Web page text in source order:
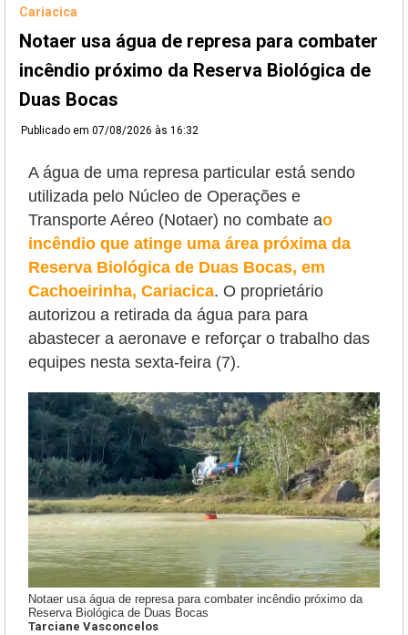
Cariacica
Notaer usa água de represa para combater
incêndio próximo da Reserva Biológica de
Duas Bocas
Publicado em 07/08/2026 às 16:32
A água de uma represa particular está sendo
utilizada pelo Núcleo de Operações e
Transporte Aéreo (Notaer) no combate ao
incêndio que atinge uma área próxima da
Reserva Biológica de Duas Bocas, em
Cachoeirinha, Cariacica. O proprietário
autorizou a retirada da água para para
abastecer a aeronave e reforçar o trabalho das
equipes nesta sexta-feira (7).
Notaer usa água de represa para combater incêndio próximo da
Reserva Biológica de Duas Bocas
Tarciane Vasconcelos